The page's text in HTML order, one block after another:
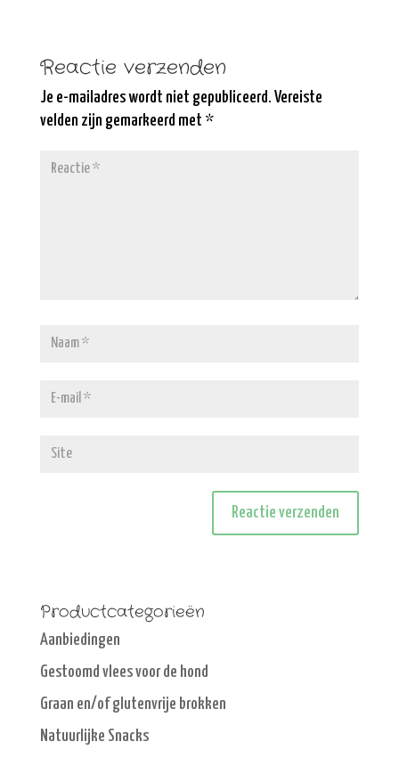
Reactie verzenden
Je e-mailadres wordt niet gepubliceerd. Vereiste
velden zijn gemarkeerd met *
Productcategorieën
Aanbiedingen
Gestoomd vlees voor de hond
Graan en/of glutenvrije brokken
Natuurlijke Snacks